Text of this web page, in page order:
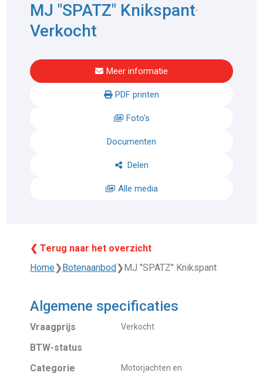
MJ "SPATZ" Knikspant-
Verkocht
Meer informatie
PDF printen
Foto's
Documenten
Delen
Alle media
❮ Terug naar het overzicht
Home❯ Botenaanbod ❯ MJ "SPATZ" Knikspant
Algemene specificaties
Vraagprijs Verkocht
BTW-status
Categorie
Motorjachten en